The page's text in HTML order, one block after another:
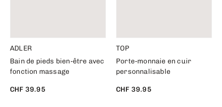
ADLER
Bain de pieds bien-être avec
fonction massage
CHF 39.95
TOP
Porte-monnaie en cuir
personnalisable
CHF 39.95